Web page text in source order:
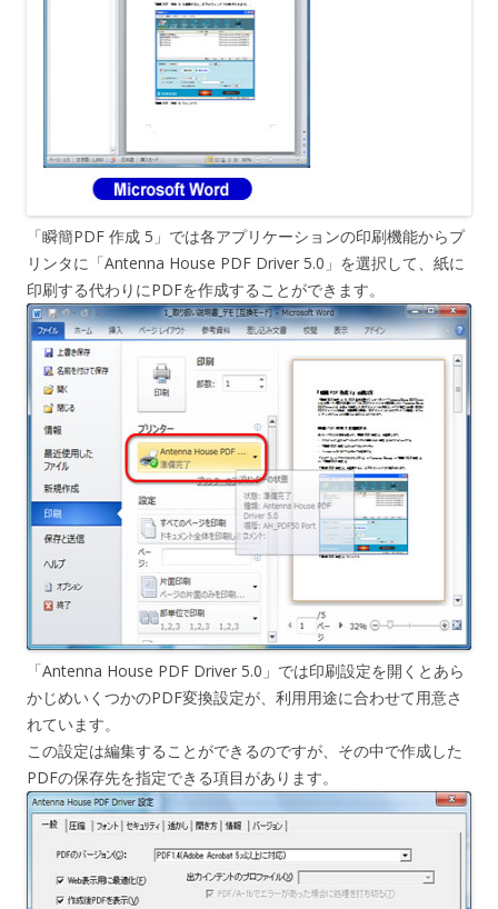
「瞬簡PDF 作成 5」では各アプリケーションの印刷機能からプ
リンタに「Antenna House PDF Driver 5.0」を選択して、紙に
印刷する代わりにPDFを作成することができます。
「Antenna House PDF Driver 5.0」では印刷設定を開くとあら
かじめいくつかのPDF変換設定が、利用用途に合わせて用意さ
れています。
この設定は編集することができるのですが、その中で作成した
PDFの保存先を指定できる項目があります。